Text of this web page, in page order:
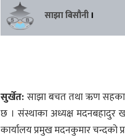
साझा बिसौनी ।
सुर्खेत:साझा बचत तथा ऋण
छ । संस्थाका अध्यक्ष मदनबहादुर
कार्यालय प्रमुख मदनकुमार चन्दको